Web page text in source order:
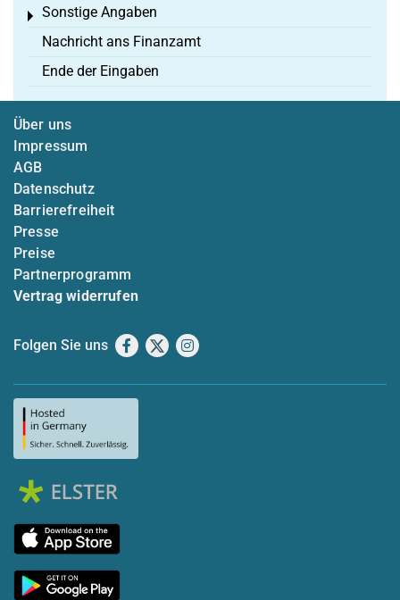
Sonstige Angaben
Toggle menu
Nachricht ans Finanzamt
Ende der Eingaben
Über uns
Impressum
AGB
Datenschutz
Barrierefreiheit
Presse
Preise
Partnerprogramm
Vertrag widerrufen
Folgen Sie uns Facebook
X Instagram